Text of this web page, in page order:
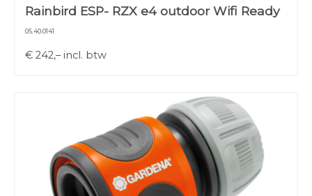
Rainbird ESP- RZX e4 outdoor Wifi Ready
05.40.0141
€ 242,–incl. btw